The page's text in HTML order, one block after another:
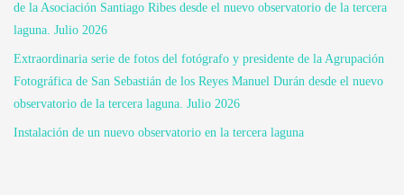
de la Asociación Santiago Ribes desde el nuevo observatorio de la tercera
laguna. Julio 2026
Extraordinaria serie de fotos del fotógrafo y presidente de la Agrupación
Fotográfica de San Sebastián de los Reyes Manuel Durán desde el nuevo
observatorio de la tercera laguna. Julio 2026
Instalación de un nuevo observatorio en la tercera laguna